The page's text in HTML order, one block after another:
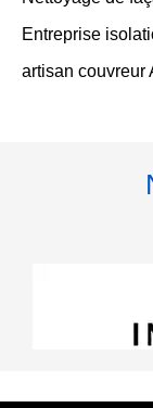
Entreprise
artisan couvreur